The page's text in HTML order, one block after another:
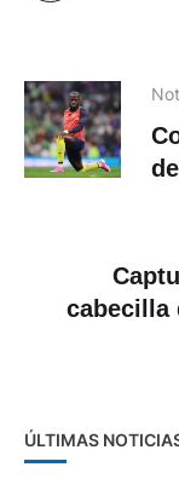
cabecilla
ÚLTIMAS